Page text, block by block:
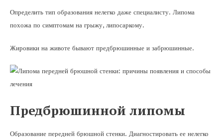
Определить тип образования нелегко даже специалисту. Липома
похожа по симптомам на грыжу, липосаркому.
Жировики на животе бывают предбрюшинные и забрюшинные.
Предбрюшинной липомы
Образование передней брюшной стенки. Диагностировать ее нелегко